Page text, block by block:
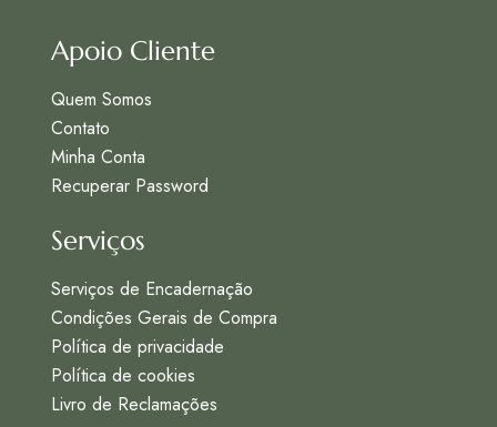
Apoio Cliente
Quem Somos
Contato
Minha Conta
Recuperar Password
Serviços
Serviços de Encadernação
Condições Gerais de Compra
Política de privacidade
Política de cookies
Livro de Reclamações